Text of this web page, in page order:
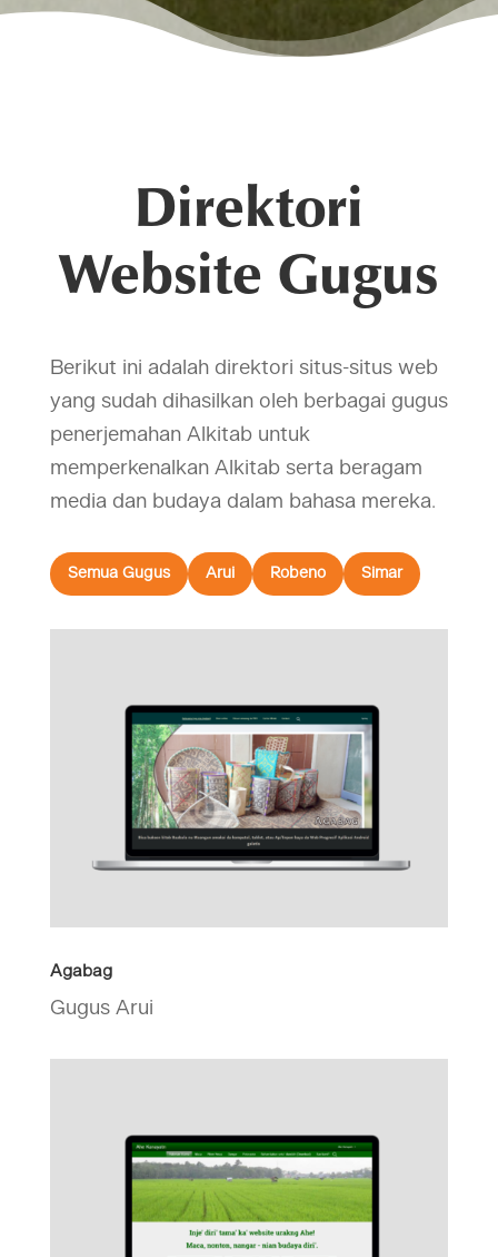
Direktori
Website Gugus
Berikut ini adalah direktori situs-situs web
yang sudah dihasilkan oleh berbagai gugus
penerjemahan Alkitab untuk
memperkenalkan Alkitab serta beragam
media dan budaya dalam bahasa mereka.
Semua Gugus Arui Robeno Simar
Agabag
Gugus Arui